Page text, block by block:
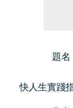
題名
快人生實踐